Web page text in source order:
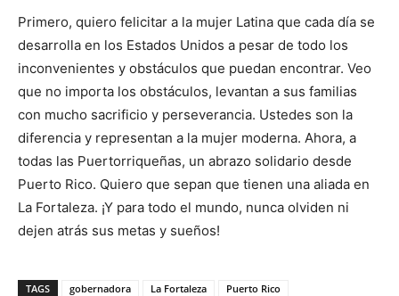
Primero, quiero felicitar a la mujer Latina que cada día se
desarrolla en los Estados Unidos a pesar de todo los
inconvenientes y obstáculos que puedan encontrar. Veo
que no importa los obstáculos, levantan a sus familias
con mucho sacrificio y perseverancia. Ustedes son la
diferencia y representan a la mujer moderna. Ahora, a
todas las Puertorriqueñas, un abrazo solidario desde
Puerto Rico. Quiero que sepan que tienen una aliada en
La Fortaleza. ¡Y para todo el mundo, nunca olviden ni
dejen atrás sus metas y sueños!
TAGS gobernadora La Fortaleza
Puerto Rico